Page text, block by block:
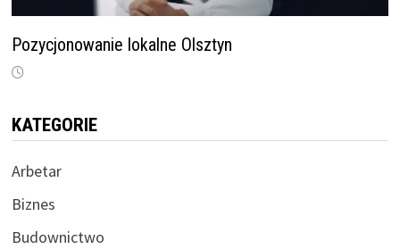
Pozycjonowanie lokalne Olsztyn
KATEGORIE
Arbetar
Biznes
Budownictwo